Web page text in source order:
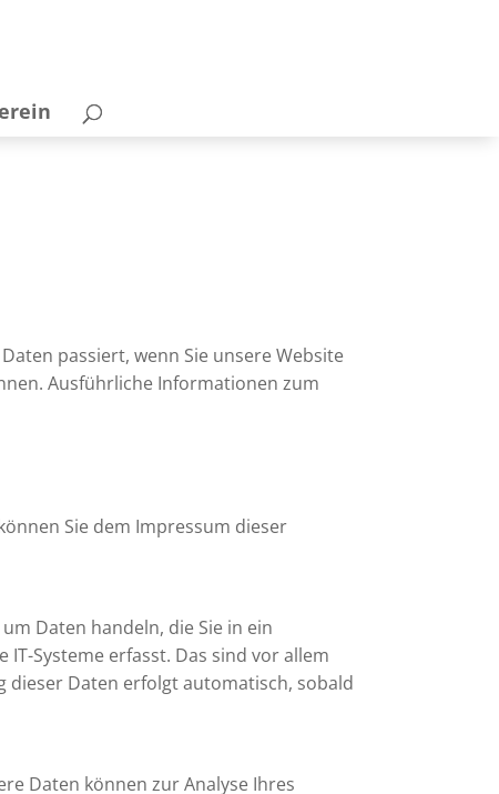
passiert, wenn Sie unsere Website
Ausführliche Informationen zum
Sie dem Impressum dieser
Daten handeln, die Sie in ein
Systeme erfasst. Das sind vor allem
dieser Daten erfolgt automatisch, sobald
Daten können zur Analyse Ihres